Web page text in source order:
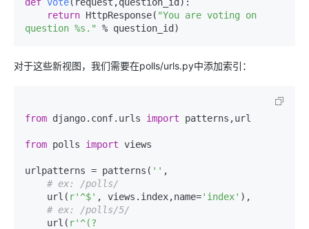
return HttpResponse( "You are voting on
question %s."
对于这些新视图，我们需要在polls/urls.py中添加索引：
from django.conf.urls import patterns,url
from polls import views
urlpatterns = patterns( '' ,
# ex: /polls/
    url(
r'^$' , views.index,name='index' ),
# ex: /polls/5/
    url(
r'^(?